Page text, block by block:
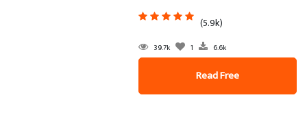
(5.9k)
39.7k 1 6.6k
Read Free